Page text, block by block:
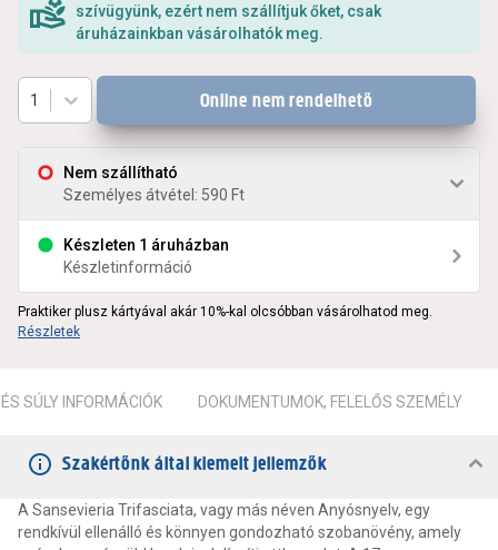
szívügyünk, ezért nem szállítjuk őket, csak
áruházainkban vásárolhatók meg.
Nem szállítható
Személyes átvétel: 590 Ft
Készleten 1 áruházban
Készletinformáció
1 Online nem rendelhető
Praktiker plusz kártyával akár 10%-kal olcsóbban vásárolhatod meg.
Részletek
SÚLY INFORMÁCIÓK DOKUMENTUMOK, FELELŐS SZEMÉLY
Szakértőnk által kiemelt jellemzők
A Sansevieria Trifasciata, vagy más néven Anyósnyelv, egy
rendkívül ellenálló és könnyen gondozható szobanövény, amely